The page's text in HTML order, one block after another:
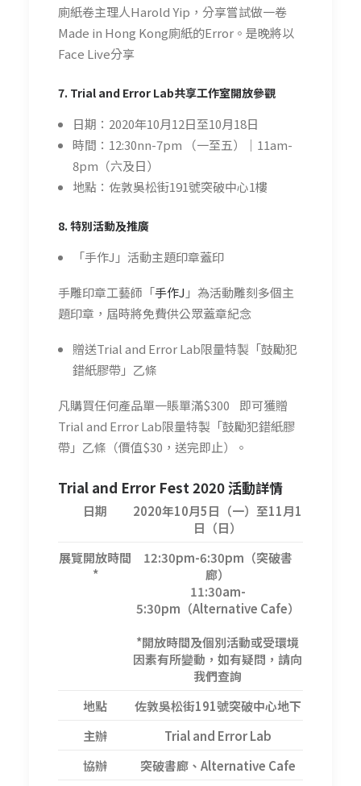
廁紙卷主理人Harold Yip，分享嘗試做一卷
Made in Hong Kong廁紙的Error。是晚將以
Face Live分享
7. Trial and Error Lab共享工作室開放參觀
日期：2020年10月12日至10月18日
時間：12:30nn-7pm （一至五）｜11am-
8pm（六及日）
地點：佐敦吳松街191號突破中心1樓
8. 特別活動及推廣
「手作J」活動主題印章蓋印
手雕印章工藝師「手作J 」為活動雕刻多個主
題印章，屆時將免費供公眾蓋章紀念
贈送Trial and Error Lab限量特製「鼓勵犯
錯紙膠帶」乙條
凡購買任何產品單一賬單滿$300 即可獲贈
Trial and Error Lab限量特製「鼓勵犯錯紙膠
帶」乙條（價值$30，送完即止）。
Trial and Error Fest 2020 活動詳情
日期
2020年10月5日（一）至11月1
日（日）
展覽開放時間
*
12:30pm-6:30pm（突破書
廊）
11:30am-
5:30pm（Alternative Cafe）
*開放時間及個別活動或受環境
因素有所變動，如有疑問，請向
我們查詢
地點
佐敦吳松街191號突破中心地下
主辦
Trial and Error Lab
協辦
突破書廊、Alternative Cafe